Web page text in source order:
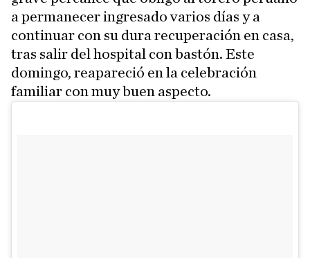
a permanecer ingresado varios días y a
continuar con su dura recuperación en casa,
tras salir del hospital con bastón. Este
domingo, reapareció en la celebración
familiar con muy buen aspecto.